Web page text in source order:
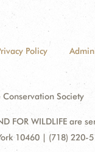
Policy
Society
FOR WILDLIFE
10460 | (718) 220-